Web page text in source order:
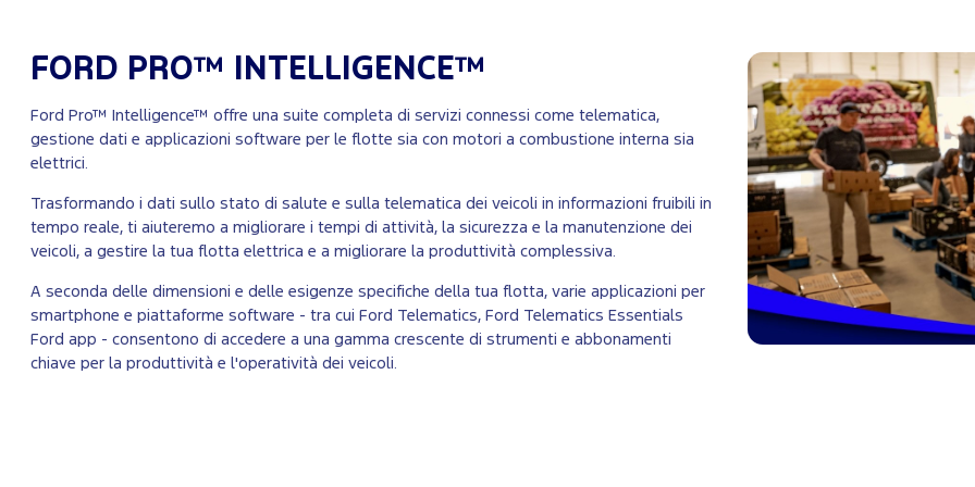
FORD PRO™ INTELLIGENCE™
Ford Pro™ Intelligence™ offre una suite completa di servizi connessi come telematica,
gestione dati e applicazioni software per le flotte sia con motori a combustione interna sia
elettrici.
Trasformando i dati sullo stato di salute e sulla telematica dei veicoli in informazioni fruibili in
tempo reale, ti aiuteremo a migliorare i tempi di attività, la sicurezza e la manutenzione dei
veicoli, a gestire la tua flotta elettrica e a migliorare la produttività complessiva.
A seconda delle dimensioni e delle esigenze specifiche della tua flotta, varie applicazioni per
smartphone e piattaforme software - tra cui Ford Telematics, Ford Telematics Essentials
Ford app - consentono di accedere a una gamma crescente di strumenti e abbonamenti
chiave per la produttività e l'operatività dei veicoli.